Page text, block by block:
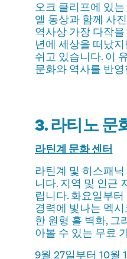
오크 클리프에 있
엘 동상과 함께 사
역사상 가장 다작
년에 세상을 떠났
쉬고 있습니다. 이
문화와 역사를 반
3. 라티노 문
라틴계 문화 센터
라틴계 및 히스패
니다. 지역 및 인근
립니다. 화요일부
경력에 빛나는 멕
한 원형 홀 벽화, 그
아볼 수 있는 무료
9월 27일부터 10월